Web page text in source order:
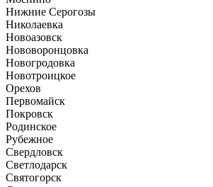
Нижние Серогозы
Николаевка
Новоазовск
Нововоронцовка
Новогродовка
Новотроицкое
Орехов
Первомайск
Покровск
Родинское
Рубежное
Свердловск
Светлодарск
Святогорск